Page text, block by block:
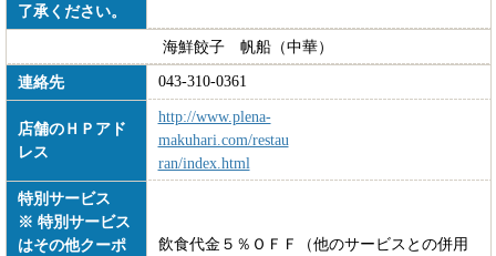
了承ください。
海鮮餃子 帆船（中華）
連絡先
043-310-0361
店舗のＨＰアド
レス
http://www.plena-
makuhari.com/restau
ran/index.html
特別サービス
※ 特別サービス
はその他クーポ
飲食代金５％ＯＦＦ（他のサービスとの併用